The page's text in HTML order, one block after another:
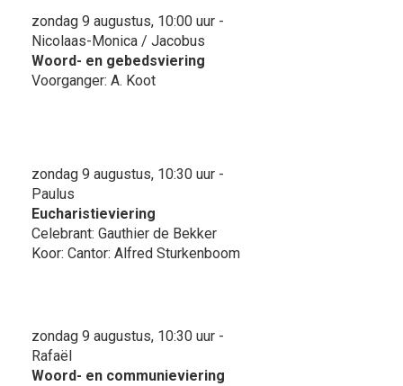
zondag 9 augustus, 10:00 uur -
Nicolaas-Monica / Jacobus
Woord- en gebedsviering
Voorganger: A. Koot
zondag 9 augustus, 10:30 uur -
Paulus
Eucharistieviering
Celebrant: Gauthier de Bekker
Koor: Cantor: Alfred Sturkenboom
zondag 9 augustus, 10:30 uur -
Rafaël
Woord- en communieviering